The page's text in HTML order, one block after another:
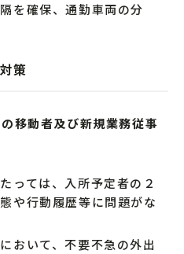
を確保、通勤車両の分
策
移動者及び新規業務従事
っては、入所予定者の２
や行動履歴等に問題がな
おいて、不要不急の外出